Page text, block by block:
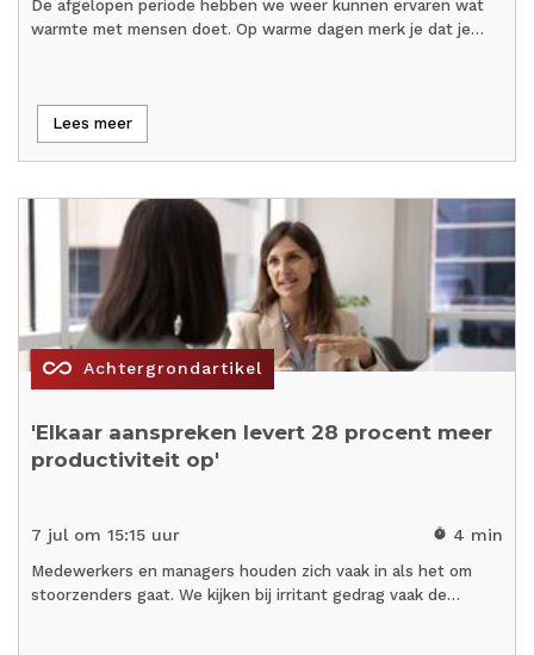
De afgelopen periode hebben we weer kunnen ervaren wat
warmte met mensen doet. Op warme dagen merk je dat je…
Lees meer
all_inclusive Achtergrondartikel
'Elkaar aanspreken levert 28 procent meer
productiviteit op'
7 jul om 15:15 uur timer 4 min
Medewerkers en managers houden zich vaak in als het om
stoorzenders gaat. We kijken bij irritant gedrag vaak de…